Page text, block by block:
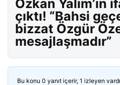
Özkan Yalım’ın
çıktı! “Bahsi
bizzat Özgür
mesajlaşmadır”
Bu konu 0 yanıt içerir, 1 izleyen